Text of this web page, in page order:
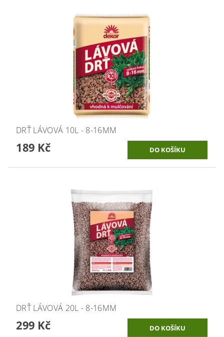
DRŤ LÁVOVÁ 10L - 8-16MM
189 Kč
DRŤ LÁVOVÁ 20L - 8-16MM
299 Kč